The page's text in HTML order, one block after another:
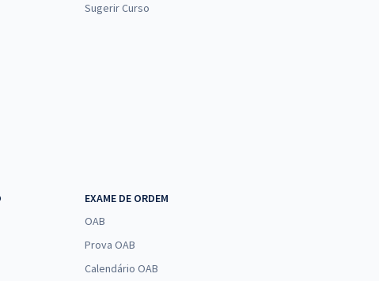
Sugerir Curso
EXAME DE ORDEM
OAB
Prova OAB
Calendário OAB